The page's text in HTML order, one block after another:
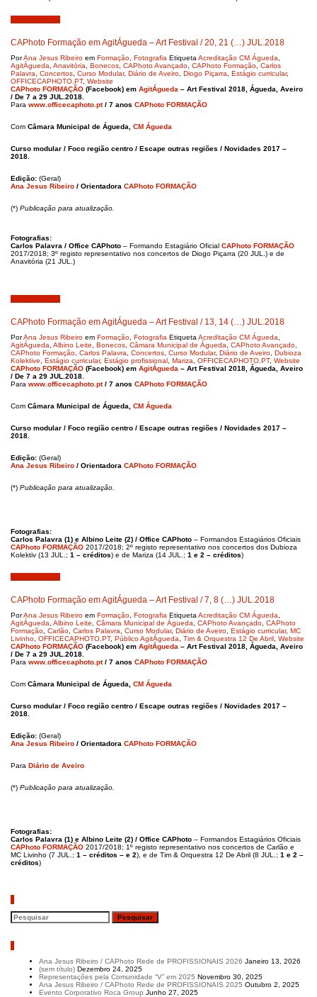
CAPhoto Formação em AgitÁgueda – Art Festival / 20, 21 (…) JUL.2018
PorAna Jesus Ribeiro em Formação Fotografia Etiqueta Acreditação CM Águeda
AgitÁgueda Anavitória Bonecos CAPhoto Avançado CAPhoto Formação Carlos
Palavra
Concertos Curso Modular, Diário de Aveiro Diogo Piçarra Estágio curricular,
OFFICECAPHOTO.PT, Website
CAPhoto FORMAÇÃO (Facebook) em AgitÁgueda – Art Festival 2018, Águeda, Aveiro
/ De 7 a 29 JUL.2018.
Para www.officecaphoto.pt/ 7 anos CAPhoto FORMAÇÃO
Com Câmara Municipal de Águeda, CM Águeda
Curso modular / Foco região centro / Escape outras regiões / Novidades 2017 –
2018.
Edição: (Geral)
Ana Jesus Ribeiro / Orientadora CAPhoto FORMAÇÃO
(*) Publicação para atualização.
Fotografias:
Carlos Palavra / Office CAPhoto – Formando Estagiário Oficial CAPhoto FORMAÇÃO
2017/2018; 3º registo representativo nos concertos de Diogo Piçarra (20 JUL.) e de
Anavitória (21 JUL.)
CAPhoto Formação em AgitÁgueda – Art Festival / 13, 14 (…) JUL.2018
PorAna Jesus Ribeiro em Formação Fotografia Etiqueta Acreditação CM Águeda
AgitÁgueda Albino Leite Bonecos Câmara Municipal de Águeda CAPhoto Avançado
CAPhoto Formação Carlos Palavra Concertos Curso Modular, Diário de Aveiro Dubioza
Kolektive
Estágio curricular, Estágio profissional Mariza OFFICECAPHOTO.PT, Website
CAPhoto FORMAÇÃO (Facebook) em AgitÁgueda – Art Festival 2018, Águeda, Aveiro
/ De 7 a 29 JUL.2018.
Para www.officecaphoto.pt/ 7 anos CAPhoto FORMAÇÃO
Com Câmara Municipal de Águeda, CM Águeda
Curso modular / Foco região centro / Escape outras regiões / Novidades 2017 –
2018.
Edição: (Geral)
Ana Jesus Ribeiro / Orientadora CAPhoto FORMAÇÃO
(*) Publicação para atualização.
Fotografias:
Carlos Palavra (1) e Albino Leite (2) / Office CAPhoto – Formandos Estagiários Oficiais
CAPhoto FORMAÇÃO 2017/2018; 2º registo representativo nos concertos dos Dubioza
Kolektiv (13 JUL.; 1 – créditos) e de Mariza (14 JUL.; 1 e 2 – créditos)
CAPhoto Formação em AgitÁgueda – Art Festival / 7, 8 (…) JUL.2018
PorAna Jesus Ribeiro em Formação Fotografia Etiqueta Acreditação CM Águeda
AgitÁgueda Albino Leite Câmara Municipal de Águeda CAPhoto Avançado CAPhoto
Formação Carlão Carlos Palavra Curso Modular, Diário de Aveiro Estágio curricular, MC
Livinho OFFICECAPHOTO.PT, Público AgitÁgueda Tim & Orquestra 12 De Abril Website
CAPhoto FORMAÇÃO (Facebook) em AgitÁgueda – Art Festival 2018, Águeda, Aveiro
/ De 7 a 29 JUL.2018.
Para www.officecaphoto.pt/ 7 anos CAPhoto FORMAÇÃO
Com Câmara Municipal de Águeda, CM Águeda
Curso modular / Foco região centro / Escape outras regiões / Novidades 2017 –
2018.
Edição: (Geral)
Ana Jesus Ribeiro / Orientadora CAPhoto FORMAÇÃO
Para Diário de Aveiro
(*) Publicação para atualização.
Fotografias:
Carlos Palavra (1) e Albino Leite (2) / Office CAPhoto – Formandos Estagiários Oficiais
CAPhoto FORMAÇÃO 2017/2018; 1º registo representativo nos concertos de Carlão e
MC Livinho (7 JUL.; 1 – créditos – e 2), e de Tim & Orquestra 12 De Abril (8 JUL.; 1 e 2 –
créditos)
Ana Jesus Ribeiro / CAPhoto Rede de PROFISSIONAIS 2026 Janeiro 13, 2026
(sem título) Dezembro 24, 2025
Representações pela Comunidade “V” em 2025 Novembro 30, 2025
Ana Jesus Ribeiro / CAPhoto Rede de PROFISSIONAIS 2025 Outubro 2, 2025
Evento Corporativo Roca Group Junho 27, 2025